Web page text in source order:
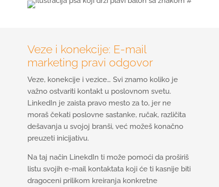
Veze i konekcije: E-mail
marketing pravi odgovor
Veze, konekcije i vezice… Svi znamo koliko je
važno ostvariti kontakt u poslovnom svetu.
LinkedIn je zaista pravo mesto za to, jer ne
moraš čekati poslovne sastanke, ručak, različita
dešavanja u svojoj branši, već možeš konačno
preuzeti inicijativu.
Na taj način LinekdIn ti može pomoći da proširiš
listu svojih e-mail kontaktata koji će ti kasnije biti
dragoceni prilikom kreiranja konkretne